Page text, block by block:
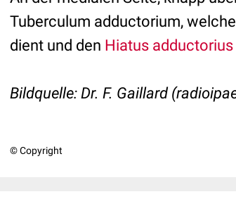
Tuberculum adductorium,
dient und den Hiatus adductorius
Bildquelle: Dr. F. Gaillard
© Copyright